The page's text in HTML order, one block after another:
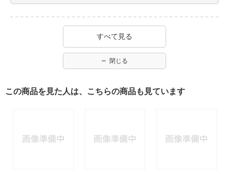
すべて見る
閉じる
この商品を見た人は、こちらの商品も見ています